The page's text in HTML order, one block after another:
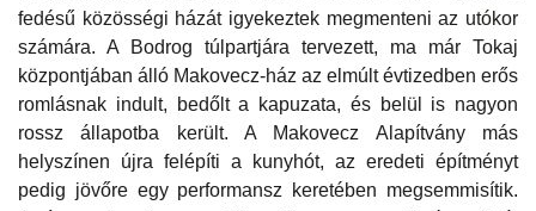
fedésű közösségi házát igyekeztek megmenteni az utókor
számára. A Bodrog túlpartjára tervezett, ma már Tokaj
központjában álló Makovecz-ház az elmúlt évtizedben erős
romlásnak indult, bedőlt a kapuzata, és belül is nagyon
rossz állapotba került. A Makovecz Alapítvány más
helyszínen újra felépíti a kunyhót, az eredeti építményt
pedig jövőre egy performansz keretében megsemmisítik.